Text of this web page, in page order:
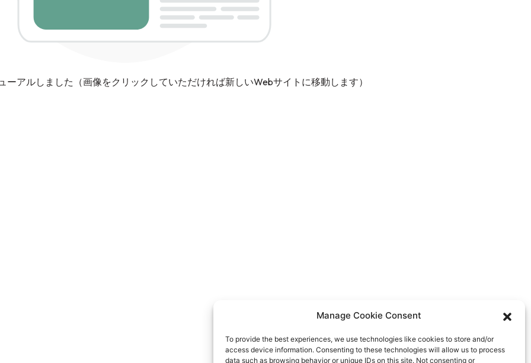
Manage Cookie Consent
To provide the best experiences, we use technologies like cookies to store and/or
access device information. Consenting to these technologies will allow us to process
data such as browsing behavior or unique IDs on this site. Not consenting or
ーアルしました（画像をクリックしていただければ新しいWebサイトに移動します）